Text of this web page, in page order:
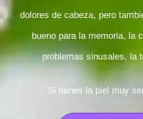
dolores de cabeza, pero
bueno para la memoria, la
problemas sinusales, la
Si tienes la piel muy